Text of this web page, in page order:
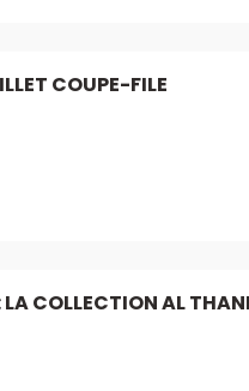
COUPE-FILE
LA COLLECTION AL